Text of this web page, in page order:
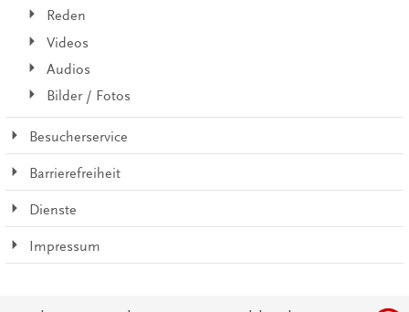
Reden
Videos
Audios
Bilder / Fotos
Besucherservice
Barrierefreiheit
Dienste
Impressum